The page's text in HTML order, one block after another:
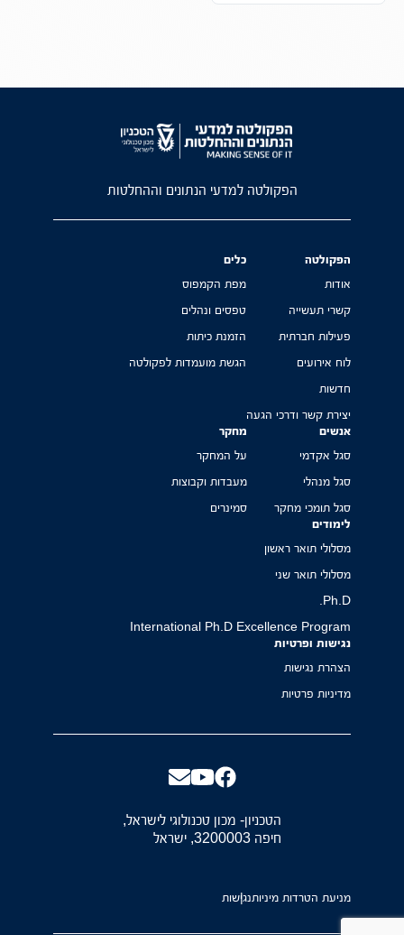
הפקולטה למדעי הנתונים וההחלטות
הפקולטה
אודות
קשרי תעשייה
פעילות חברתית
לוח אירועים
חדשות
יצירת קשר ודרכי הגעה
כלים
מפת הקמפוס
טפסים ונהלים
הזמנת כיתות
הגשת מועמדות לפקולטה
אנשים
סגל אקדמי
סגל מנהלי
סגל תומכי מחקר
מחקר
על המחקר
מעבדות וקבוצות
סמינרים
לימודים
מסלולי תואר ראשון
מסלולי תואר שני
Ph.D.
International Ph.D Excellence Program
נגישות ופרטיות
הצהרת נגישות
מדיניות פרטיות
הטכניון- מכון טכנולוגי לישראל,
חיפה 3200003, ישראל
מניעת הטרדות מיניותנגישות